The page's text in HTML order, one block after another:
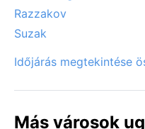
forró nyári délutánokat
időjárása tehát a
mutatva.
Razzakov
Suzak
Időjárás megtekintése
Más városok